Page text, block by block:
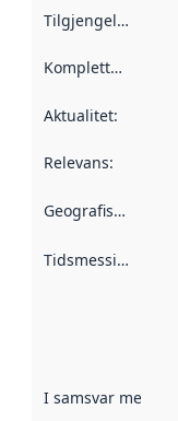
Tilgjengelighet
Kompletthet
Aktualitet:
Relevans:
Geografisk avgrensning
Tidsmessig avgrensning
I samsvar med